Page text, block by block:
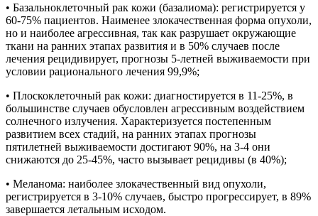
• Базальноклеточный рак кожи (базалиома): регистрируется у
60-75% пациентов. Наименее злокачественная форма опухоли,
но и наиболее агрессивная, так как разрушает окружающие
ткани на ранних этапах развития и в 50% случаев после
лечения рецидивирует, прогнозы 5-летней выживаемости при
условии рационального лечения 99,9%;
• Плоскоклеточный рак кожи: диагностируется в 11-25%, в
большинстве случаев обусловлен агрессивным воздействием
солнечного излучения. Характеризуется постепенным
развитием всех стадий, на ранних этапах прогнозы
пятилетней выживаемости достигают 90%, на 3-4 они
снижаются до 25-45%, часто вызывает рецидивы (в 40%);
• Меланома: наиболее злокачественный вид опухоли,
регистрируется в 3-10% случаев, быстро прогрессирует, в 89%
завершается летальным исходом.